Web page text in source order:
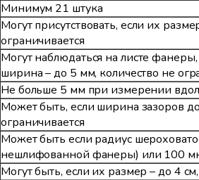
Минимум 21 штука
Могут присутствовать, если их
ограничивается
Могут наблюдаться на листе
ширина – до 5 мм, количество не
Не больше 5 мм при измерении
Может быть, если ширина зазоров
ограничивается
Может быть если радиус
нешлифованной фанеры) или 100
Могут быть, если их размер – до 4